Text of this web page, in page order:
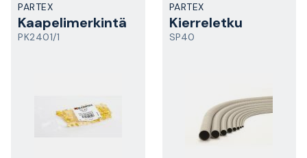
PARTEX
Kaapelimerkintä
PK2401/1
PARTEX
Kierreletku
SP40